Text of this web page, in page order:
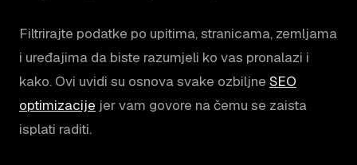
Filtrirajte podatke po upitima, stranicama, zemljama
i uređajima da biste razumjeli ko vas pronalazi i
kako. Ovi uvidi su osnova svake ozbiljne SEO
optimizacije jer vam govore na čemu se zaista
isplati raditi.